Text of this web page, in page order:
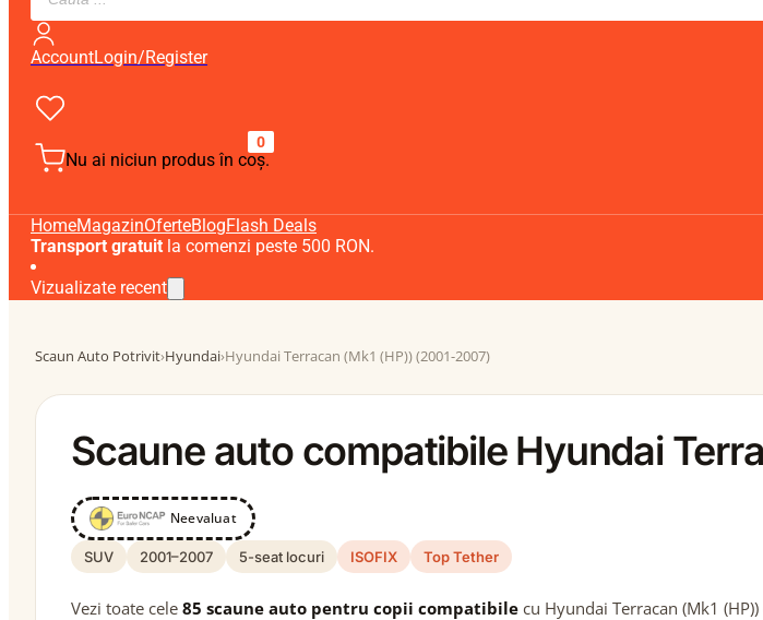
AccountLogin/Register
0
Nu ai niciun produs în coș.
HomeMagazinOferteBlogFlash Deals
Transport gratuit la comenzi peste 500 RON.
Vizualizate recent
Scaun Auto Potrivit›Hyundai›Hyundai Terracan (Mk1 (HP)) (2001-2007)
Scaune auto compatibile Hyundai
Neevaluat
SUV 2001–2007 5-seat locuri ISOFIX Top Tether
Vezi toate cele 85 scaune auto pentru copii compatibile cu Hyundai Terracan (Mk1